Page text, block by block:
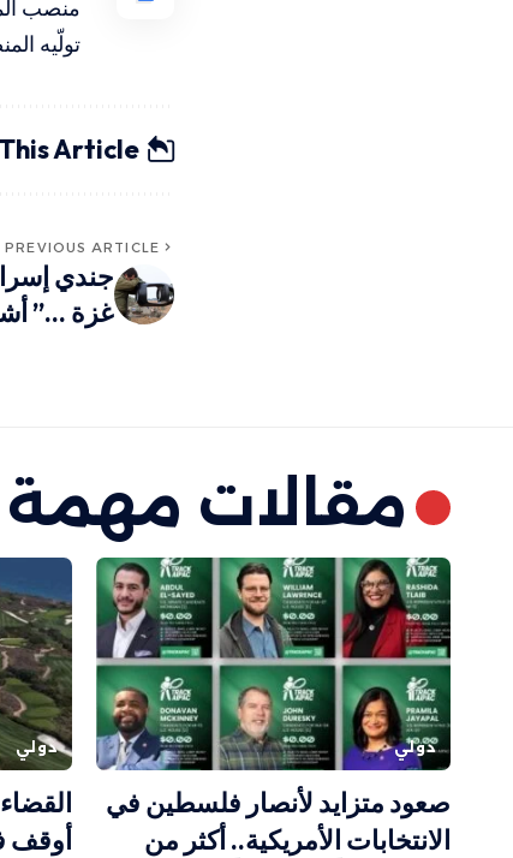
منصب
تولّيه
Article
PREVIOUS ARTICLE
جندي
غزة …”
مقالات مهمة
دولي
صعود متزايد لأنصار فلسطين في
الانتخابات الأمريكية.. أكثر من
دولي
أوقف